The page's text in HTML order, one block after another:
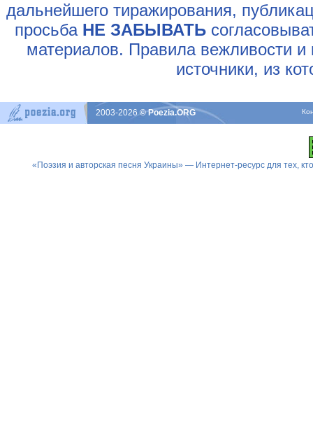
дальнейшего тиражирования,
просьба НЕ ЗАБЫВАТЬ
материалов. Правила вежливости и
источники, из
2003-2026© Poezia.ORG
«Поэзия и авторская песня Украины» — Интернет-ресурс для тех,